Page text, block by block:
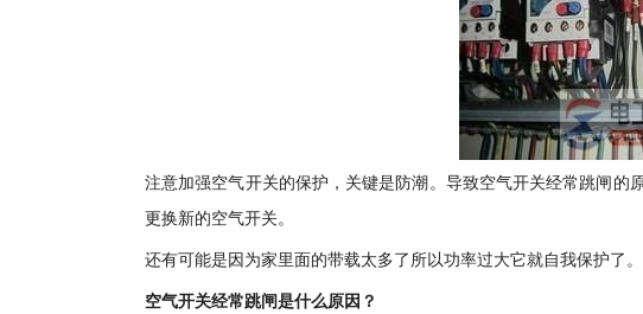
注意加强空气开关的保护，关键是防潮。导致空气开关经常跳闸的
更换新的空气开关。
还有可能是因为家里面的带载太多了所以功率过大它就自我保护了。
空气开关经常跳闸是什么原因？